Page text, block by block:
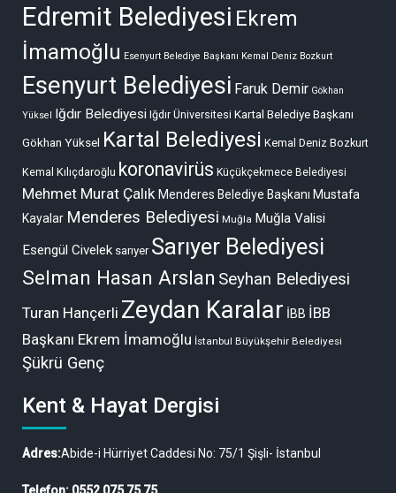
Edremit Belediyesi Ekrem
İmamoğlu Esenyurt Belediye Başkanı Kemal Deniz Bozkurt
Esenyurt Belediyesi Faruk Demir Gökhan
Yüksel Iğdır Belediyesi Iğdır Üniversitesi Kartal Belediye Başkanı
Gökhan Yüksel Kartal Belediyesi Kemal Deniz Bozkurt
Kemal Kılıçdaroğlu koronavirüs Küçükçekmece Belediyesi
Mehmet Murat Çalık Menderes Belediye Başkanı Mustafa
Kayalar Menderes Belediyesi Muğla Muğla Valisi
Esengül Civelek sarıyer Sarıyer Belediyesi
Selman Hasan Arslan Seyhan Belediyesi
Turan Hançerli Zeydan Karalar İBB İBB
Başkanı Ekrem İmamoğlu İstanbul Büyükşehir Belediyesi
Şükrü Genç
Kent & Hayat Dergisi
Adres:Abide-i Hürriyet Caddesi No: 75/1 Şişli- İstanbul